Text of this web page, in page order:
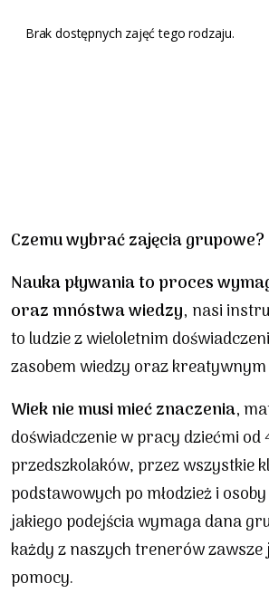
Brak dostępnych zajęć tego rodzaju.
Czemu wybrać zajęcia grupowe?
Nauka pływania to proces
oraz mnóstwa wiedzy, nasi
to ludzie z wieloletnim
zasobem wiedzy oraz kreatywnym
Wiek nie musi mieć znaczenia,
doświadczenie w pracy dziećmi od
przedszkolaków, przez wszystkie
podstawowych po młodzież i
jakiego podejścia wymaga dana
każdy z naszych trenerów zawsze
pomocy.